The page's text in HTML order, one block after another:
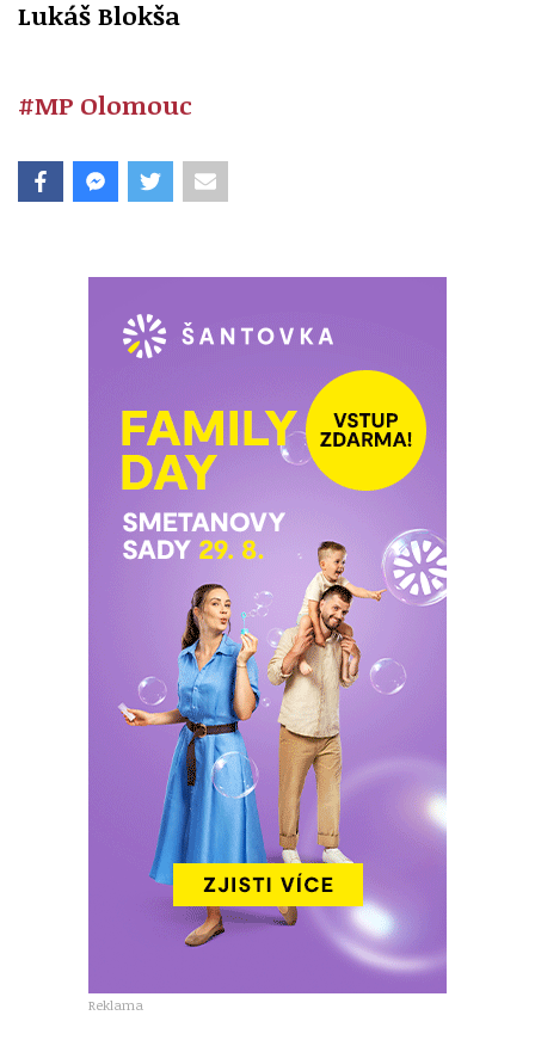
Lukáš Blokša
#MP Olomouc
Reklama